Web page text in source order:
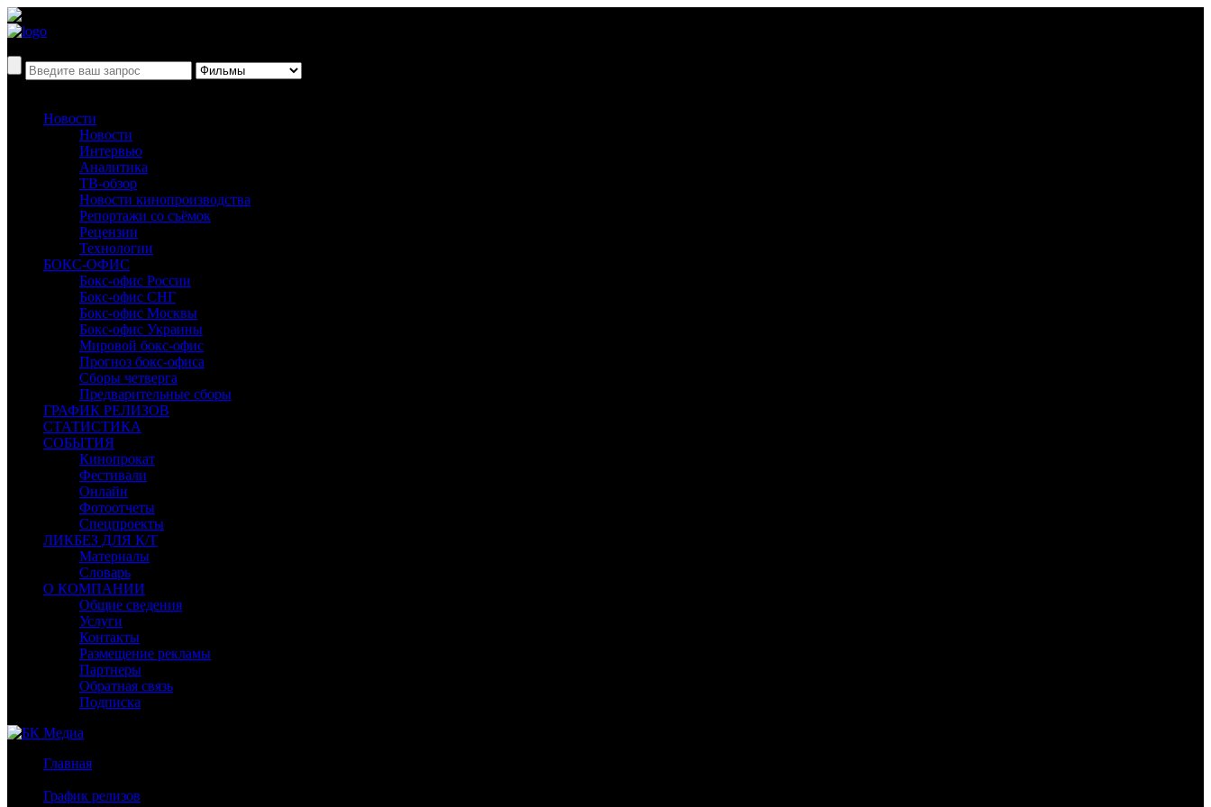
Новости
Новости
Интервью
Аналитика
ТВ-обзор
Новости кинопроизводства
Репортажи со съёмок
Рецензии
Технологии
БОКС-ОФИС
Бокс-офис России
Бокс-офис СНГ
Бокс-офис Москвы
Бокс-офис Украины
Мировой бокс-офис
Прогноз бокс-офиса
Сборы четверга
Предварительные сборы
ГРАФИК РЕЛИЗОВ
СТАТИСТИКА
СОБЫТИЯ
Кинопрокат
Фестивали
Онлайн
Фотоотчеты
Спецпроекты
ЛИКБЕЗ ДЛЯ К/Т
Материалы
Словарь
О КОМПАНИИ
Общие сведения
Услуги
Контакты
Размещение рекламы
Партнеры
Обратная связь
Подписка
Главная
График релизов